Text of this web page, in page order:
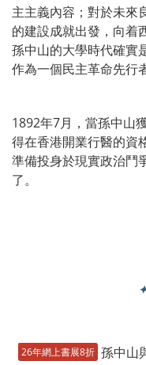
主主義內容；對於未來
的建設成就出發，向着
孫中山的大學時代確實
作為一個民主革命先行
1892年7月，當孫中山
得在香港開業行醫的資
準備投身於現實政治鬥
了。
26年網上書展8折